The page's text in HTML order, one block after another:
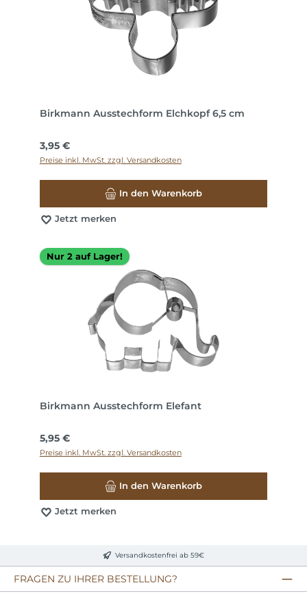
Birkmann Ausstechform Elchkopf 6,5 cm
Regulärer Preis:
3,95 €
Preise inkl. MwSt. zzgl. Versandkosten
In den Warenkorb
Jetzt merken
Nur 2 auf Lager!
Birkmann Ausstechform Elefant
Regulärer Preis:
5,95 €
Preise inkl. MwSt. zzgl. Versandkosten
In den Warenkorb
Jetzt merken
Versandkostenfrei ab 59€
FRAGEN ZU IHRER BESTELLUNG?